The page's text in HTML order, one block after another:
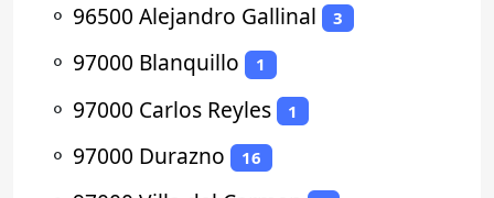
⚬ 96500 Alejandro Gallinal 3
⚬ 97000 Blanquillo 1
⚬ 97000 Carlos Reyles 1
⚬ 97000 Durazno 16